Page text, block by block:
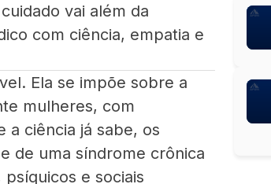
vai além da
com ciência, empatia e
Ela se impõe sobre a
mulheres, com
a ciência já sabe, os
de uma síndrome crônica
e sociais